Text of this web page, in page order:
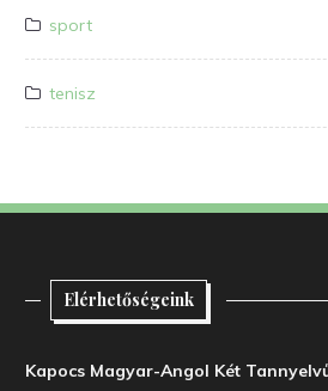
sport
tenisz
Elérhetőségeink
Kapocs Magyar-Angol Két